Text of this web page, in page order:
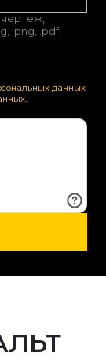
чертеж,
.png, .pdf,
данных
.